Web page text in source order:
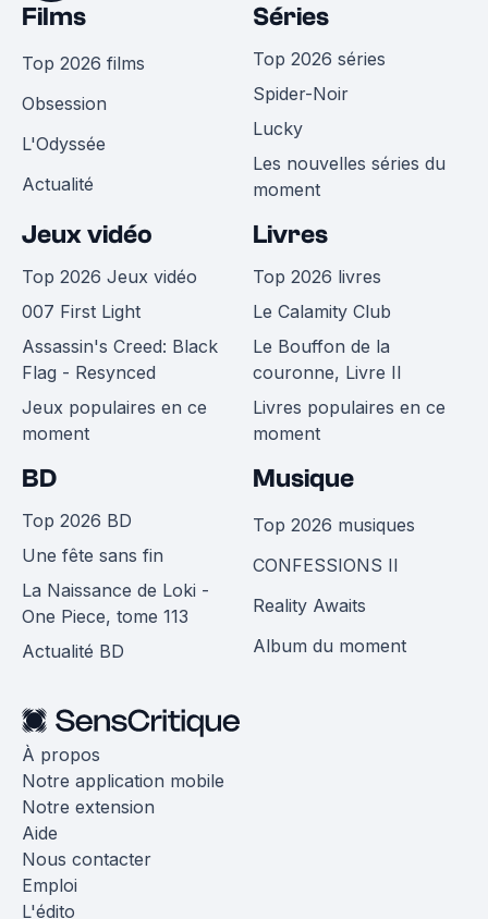
Films
Top 2026 films
Obsession
L'Odyssée
Actualité
Séries
Top 2026 séries
Spider-Noir
Lucky
Les nouvelles séries du
moment
Jeux vidéo
Top 2026 Jeux vidéo
007 First Light
Assassin's Creed: Black
Flag - Resynced
Jeux populaires en ce
moment
Livres
Top 2026 livres
Le Calamity Club
Le Bouffon de la
couronne, Livre II
Livres populaires en ce
moment
BD
Top 2026 BD
Une fête sans fin
La Naissance de Loki -
One Piece, tome 113
Actualité BD
Musique
Top 2026 musiques
CONFESSIONS II
Reality Awaits
Album du moment
À propos
Notre application mobile
Notre extension
Aide
Nous contacter
Emploi
L'édito